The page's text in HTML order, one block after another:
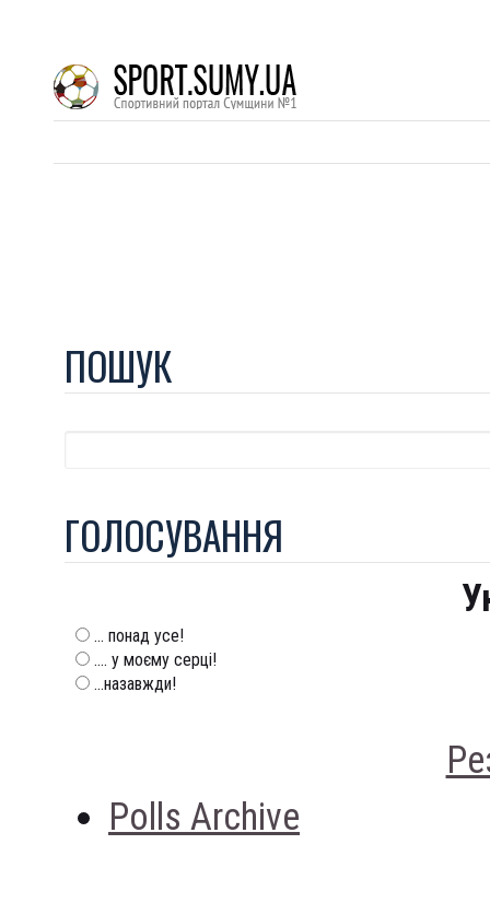
ПОШУК
ГОЛОСУВАННЯ
... понад усе!
.... у моєму серці!
...назавжди!
Polls Archive